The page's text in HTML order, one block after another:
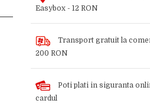
Easybox - 12 RON
Transport gratuit la
200 RON
Poti plati in siguranta
cardul